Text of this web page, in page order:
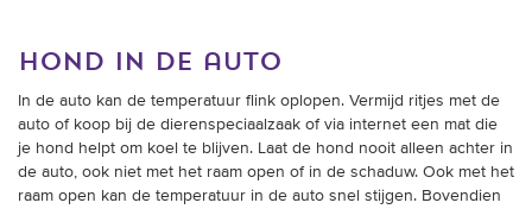
hond in de auto
In de auto kan de temperatuur flink oplopen. Vermijd ritjes met de
auto of koop bij de dierenspeciaalzaak of via internet een mat die
je hond helpt om koel te blijven. Laat de hond nooit alleen achter in
de auto, ook niet met het raam open of in de schaduw. Ook met het
raam open kan de temperatuur in de auto snel stijgen. Bovendien